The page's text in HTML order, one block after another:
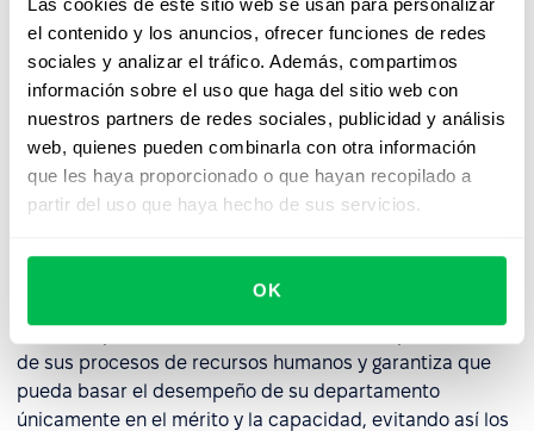
el contenido y los anuncios, ofrecer funciones de redes
sociales y analizar el tráfico. Además, compartimos
información sobre el uso que haga del sitio web con
nuestros partners de redes sociales, publicidad y análisis
web, quienes pueden combinarla con otra información
que les haya proporcionado o que hayan recopilado a
partir del uso que haya hecho de sus servicios.
OK
Promueva la diversidad y la inclusión: fomente la
diversidad y la inclusión buscando y considerando
activamente candidatos de con diferentes orígenes y
experiencias.
Fomentar una cultura de transparencia y
responsabilidad
: fomentar la comunicación abierta y
la retroalimentación entre empleados y managers.
de sus procesos de recursos humanos y garantiza que
pueda basar el desempeño de su departamento
únicamente en el mérito y la capacidad, evitando así los